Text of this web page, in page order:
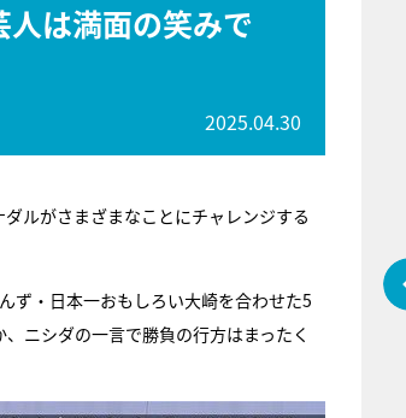
は満面の笑みで
2025.04.30
ルがさまざまなことにチャレンジする
ず・日本一おもしろい大崎を合わせた5
ニシダの一言で勝負の行方はまったく
『アイ＝ラブ！げーみんぐ』＝LOV
ビュー